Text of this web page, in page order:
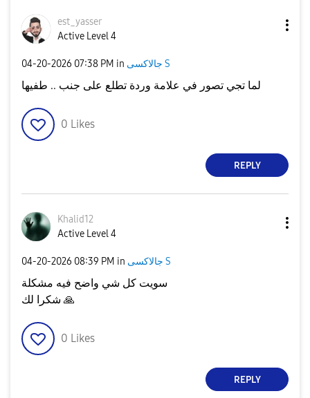
est_yasser
Active Level 4
‎04-20-2026 07:38 PM in جالاكسى S
لما تجي تصور في علامة وردة تطلع على جنب .. طفيها
0 Likes
REPLY
Khalid12
Active Level 4
‎04-20-2026 08:39 PM in جالاكسى S
سويت كل شي واضح فيه مشكلة
🙏
0 Likes
REPLY